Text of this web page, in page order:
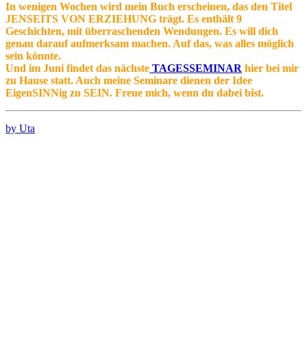
In wenigen Wochen wird mein Buch erscheinen, das den Titel
JENSEITS VON ERZIEHUNG trägt. Es enthält 9
Geschichten, mit überraschenden Wendungen. Es will dich
genau darauf aufmerksam machen. Auf das, was alles möglich
sein könnte.
Und im Juni findet das nächste TAGESSEMINAR hier bei mir
zu Hause statt. Auch meine Seminare dienen der Idee
EigenSINNig zu SEIN. Freue mich, wenn du dabei bist.
by Uta